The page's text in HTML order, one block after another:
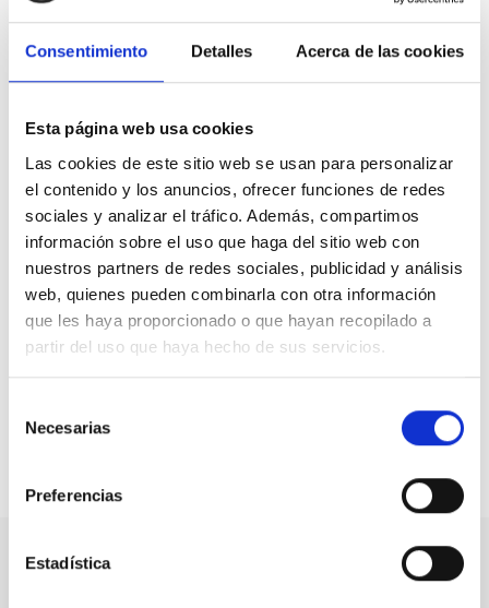
Consentimiento Detalles Acerca de las cookies
Esta página web usa cookies
Las cookies de este sitio web se usan para personalizar
el contenido y los anuncios, ofrecer funciones de redes
sociales y analizar el tráfico. Además, compartimos
información sobre el uso que haga del sitio web con
nuestros partners de redes sociales, publicidad y análisis
web, quienes pueden combinarla con otra información
que les haya proporcionado o que hayan recopilado a
partir del uso que haya hecho de sus servicios.
Necesarias
Preferencias
Estadística
Durante el evento, los invitados expondrán cómo es la
reflexionarán sobre el cumplimiento del ejercicio de sus
derechos. Así mismo, analizarán iniciativas y soluciones
vida de las personas que tienen alguna de estas
discapacidades. Entre ellas, Manel Alcaide presentará un
algoritmo, basado en inteligencia artificial, capaz de
reconocer sonidos y traducirlos en alertas visuales
en cualquier dispositivo conectado. Un sistema que
ya se ha implementado en la Comunidad de Madrid, la
Generalitat Valenciana, Cruz Roja, el Grupo sanitario
Ribera Salud o Ayuntamientos como el de Valencia o
Málaga, entre otras instituciones.
La jornada es gratuita previa inscripción. El plazo para